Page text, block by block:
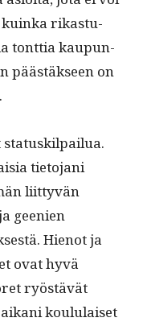
kuin­ka rikas­tu­
tont­tia kaupun­
päästäk­seen on
tieto­jani
liit­tyvän
gee­nien
Hienot ja
ovat hyvä
ryöstävät
koul­u­laiset